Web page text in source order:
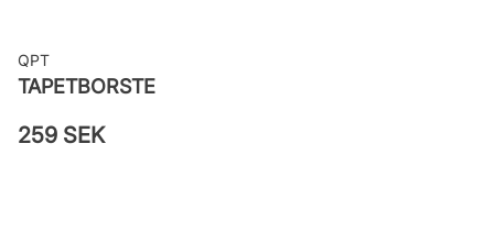
QPT
TAPETBORSTE
259 SEK